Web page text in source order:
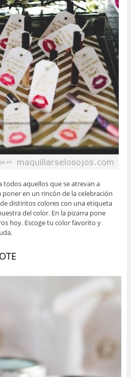
todos aquellos que se atrevan a
en un rincón de la celebración
distintos colores con una etiqueta
del color. En la pizarra pone
hoy. Escoge tu color favorito y